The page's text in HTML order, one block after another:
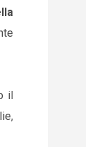
il